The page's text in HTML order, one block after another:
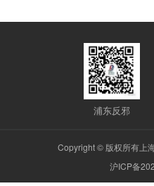
浦东反邪
Copyright © 版权所有上
沪ICP备